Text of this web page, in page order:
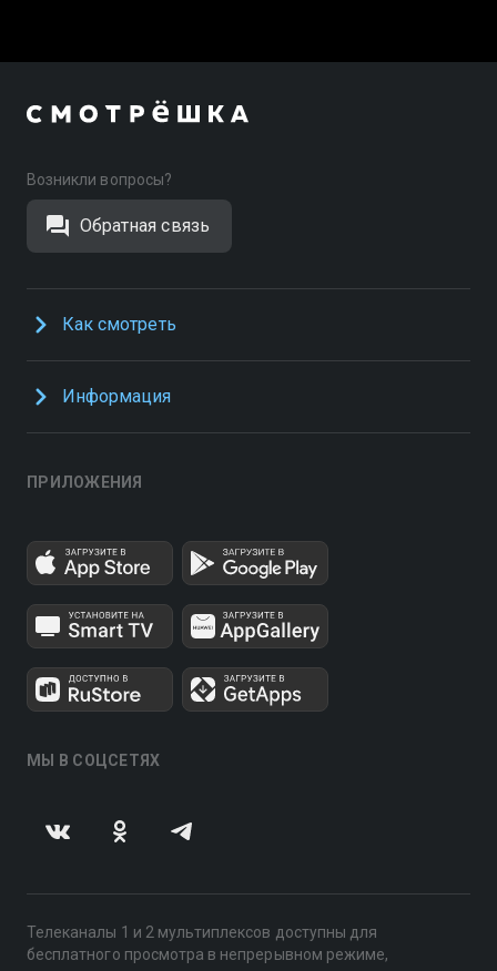
Возникли вопросы?
Обратная связь
Как смотреть
Информация
ПРИЛОЖЕНИЯ
МЫ В СОЦСЕТЯХ
Телеканалы 1 и 2 мультиплексов доступны для
бесплатного просмотра в непрерывном режиме,